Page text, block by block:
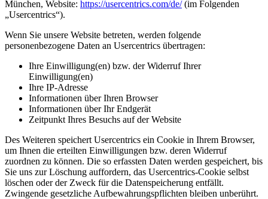
München, Website: https://usercentrics.com/de/(im Folgenden
„Usercentrics“).
Wenn Sie unsere Website betreten, werden folgende
personenbezogene Daten an Usercentrics übertragen:
Ihre Einwilligung(en) bzw. der Widerruf Ihrer
Einwilligung(en)
Ihre IP-Adresse
Informationen über Ihren Browser
Informationen über Ihr Endgerät
Zeitpunkt Ihres Besuchs auf der Website
Des Weiteren speichert Usercentrics ein Cookie in Ihrem Browser,
um Ihnen die erteilten Einwilligungen bzw. deren Widerruf
zuordnen zu können. Die so erfassten Daten werden gespeichert, bis
Sie uns zur Löschung auffordern, das Usercentrics-Cookie selbst
löschen oder der Zweck für die Datenspeicherung entfällt.
Zwingende gesetzliche Aufbewahrungspflichten bleiben unberührt.